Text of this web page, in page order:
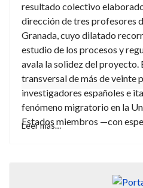
resultado colectivo
dirección de tres profesores
Granada, cuyo dilatado
estudio de los procesos y
avala la solidez del proyecto.
transversal de más de veinte
investigadores españoles e
fenómeno migratorio en la
Estados miembros —con
concibe, sobre todo, como
Leer más…